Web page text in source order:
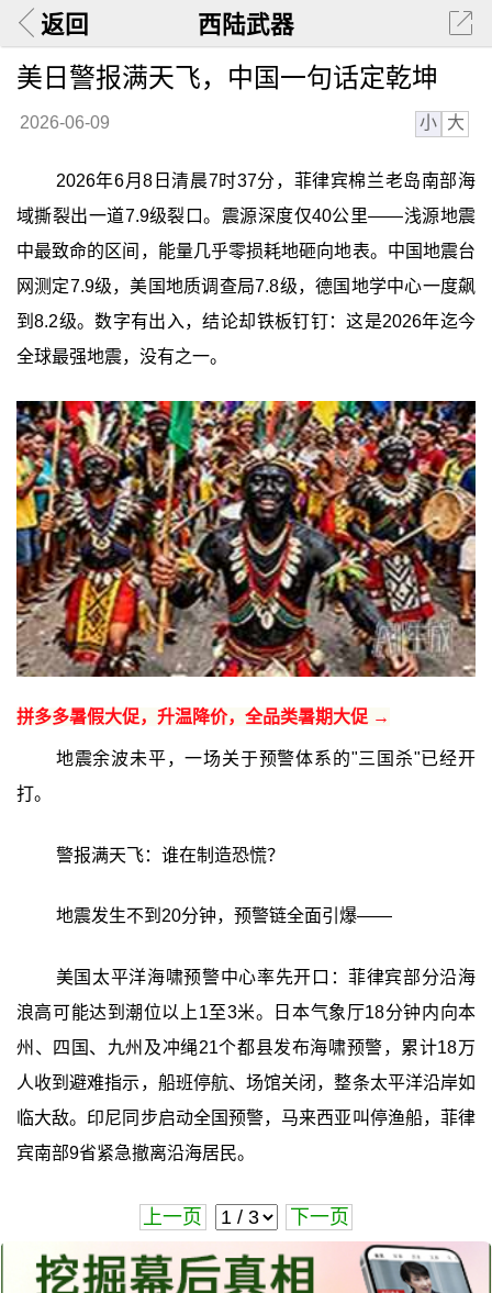
返回 西陆武器
美日警报满天飞，中国一句话定乾坤
2026-06-09 小 大
2026年6月8日清晨7时37分，菲律宾棉兰老岛南部海
域撕裂出一道7.9级裂口。震源深度仅40公里——浅源地震
中最致命的区间，能量几乎零损耗地砸向地表。中国地震台
网测定7.9级，美国地质调查局7.8级，德国地学中心一度飙
到8.2级。数字有出入，结论却铁板钉钉：这是2026年迄今
全球最强地震，没有之一。
拼多多暑假大促，升温降价，全品类暑期大促 →
地震余波未平，一场关于预警体系的"三国杀"已经开
打。
警报满天飞：谁在制造恐慌？
地震发生不到20分钟，预警链全面引爆——
美国太平洋海啸预警中心率先开口：菲律宾部分沿海
浪高可能达到潮位以上1至3米。日本气象厅18分钟内向本
州、四国、九州及冲绳21个都县发布海啸预警，累计18万
人收到避难指示，船班停航、场馆关闭，整条太平洋沿岸如
临大敌。印尼同步启动全国预警，马来西亚叫停渔船，菲律
宾南部9省紧急撤离沿海居民。
上一页 下一页